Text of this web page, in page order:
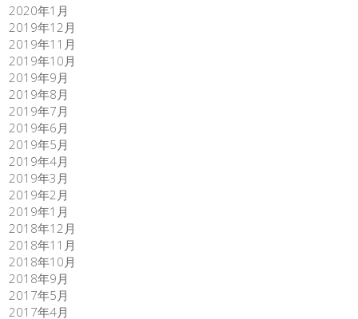
2020年1月
2019年12月
2019年11月
2019年10月
2019年9月
2019年8月
2019年7月
2019年6月
2019年5月
2019年4月
2019年3月
2019年2月
2019年1月
2018年12月
2018年11月
2018年10月
2018年9月
2017年5月
2017年4月